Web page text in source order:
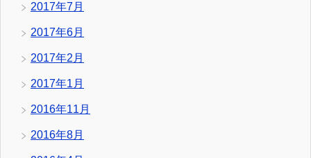
2017年7月
2017年6月
2017年2月
2017年1月
2016年11月
2016年8月